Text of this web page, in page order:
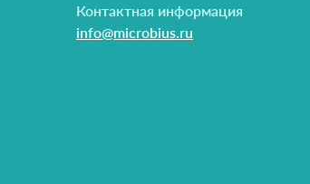
Контактная информация
info@microbius.ru